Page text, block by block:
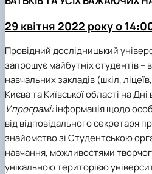
29 квітня 2022 року о
Провідний дослідницький
запрошує майбутніх студентів –
навчальних закладів (шкіл,
Києва та Київської області на
У програмі:інформація щодо
від відповідального секретаря
знайомство зі Студентською
навчання, можливостями
унікальною територією